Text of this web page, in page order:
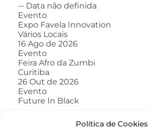
Política de Cookies
-- Data não definida
Evento
Expo Favela Innovation
Vários Locais
16 Ago de 2026
Evento
Feira Afro da Zumbi
Curitiba
26 Out de 2026
Evento
Future In Black